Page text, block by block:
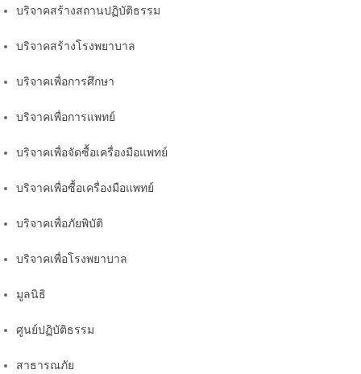
บริจาคสร้างสถานปฏิบัติธรรม
บริจาคสร้างโรงพยาบาล
บริจาคเพื่อการศึกษา
บริจาคเพื่อการแพทย์
บริจาคเพื่อจัดซื้อเครื่องมือแพทย์
บริจาคเพื่อซื้อเครื่องมือแพทย์
บริจาคเพื่อภัยพิบัติ
บริจาคเพื่อโรงพยาบาล
มูลนิธิ
ศูนย์ปฏิบัติธรรม
สาธารณภัย